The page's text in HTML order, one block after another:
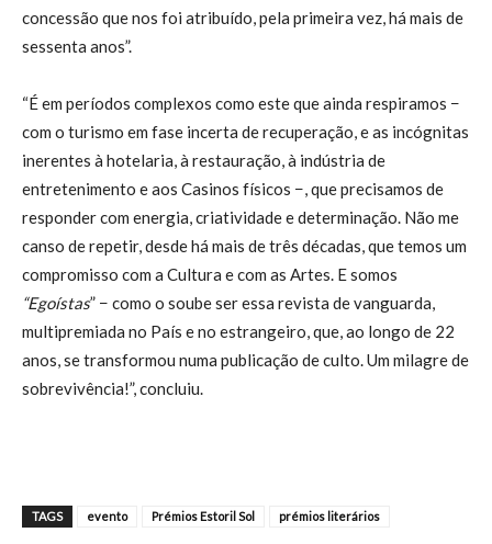
concessão que nos foi atribuído, pela primeira vez, há mais de
sessenta anos”.
“É em períodos complexos como este que ainda respiramos −
com o turismo em fase incerta de recuperação, e as incógnitas
inerentes à hotelaria, à restauração, à indústria de
entretenimento e aos Casinos físicos −, que precisamos de
responder com energia, criatividade e determinação. Não me
canso de repetir, desde há mais de três décadas, que temos um
compromisso com a Cultura e com as Artes. E somos
“Egoístas” − como o soube ser essa revista de vanguarda,
multipremiada no País e no estrangeiro, que, ao longo de 22
anos, se transformou numa publicação de culto. Um milagre de
sobrevivência!”, concluiu.
TAGS evento Prémios Estoril Sol prémios literários